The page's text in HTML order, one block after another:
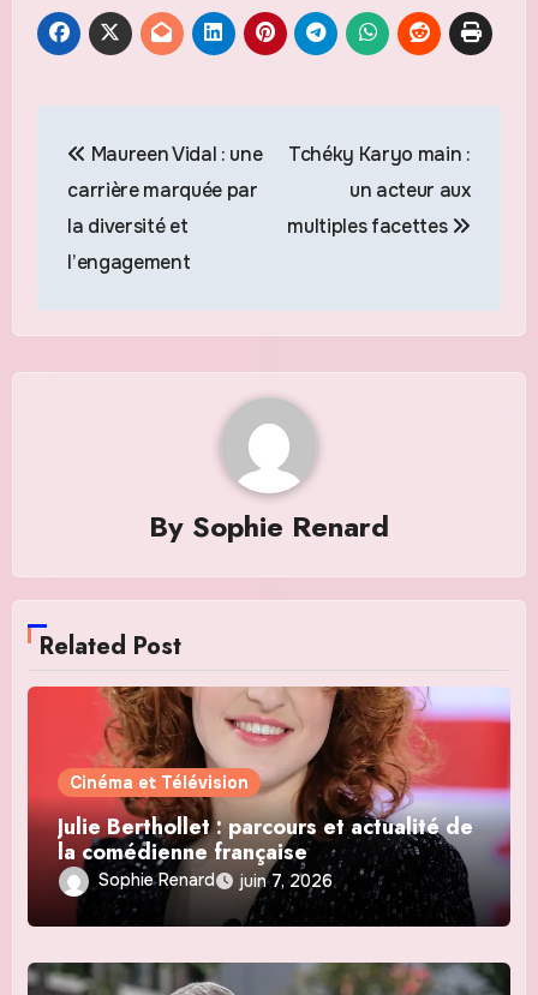
de
l’article
Maureen Vidal : une
carrière marquée par
la diversité et
l’engagement
Tchéky Karyo main :
un acteur aux
multiples facettes
By Sophie Renard
Related Post
Cinéma et Télévision
Julie Berthollet : parcours et actualité de
la comédienne française
Sophie Renard juin 7, 2026